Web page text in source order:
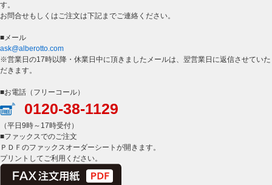
す。
お問合せもしくはご注文は下記までご連絡ください。
■メール
ask@alberotto.com
※営業日の17時以降・休業日中に頂きましたメールは、翌営業日に返信させていた
だきます。
■お電話（フリーコール）
0120-38-1129
（平日9時～17時受付）
■ファックスでのご注文
ＰＤＦのファックスオーダーシートが開きます。
プリントしてご利用ください。